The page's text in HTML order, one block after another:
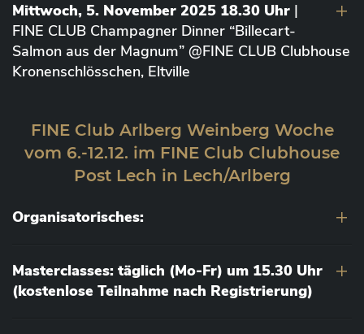
Mittwoch, 5. November 2025 18.30 Uhr |
FINE CLUB Champagner Dinner “Billecart-
Salmon aus der Magnum” @FINE CLUB Clubhouse
Kronenschlösschen, Eltville
FINE Club Arlberg Weinberg Woche
vom 6.-12.12. im FINE Club Clubhouse
Post Lech in Lech/Arlberg
Organisatorisches:
Masterclasses: täglich (Mo-Fr) um 15.30 Uhr
(kostenlose Teilnahme nach Registrierung)